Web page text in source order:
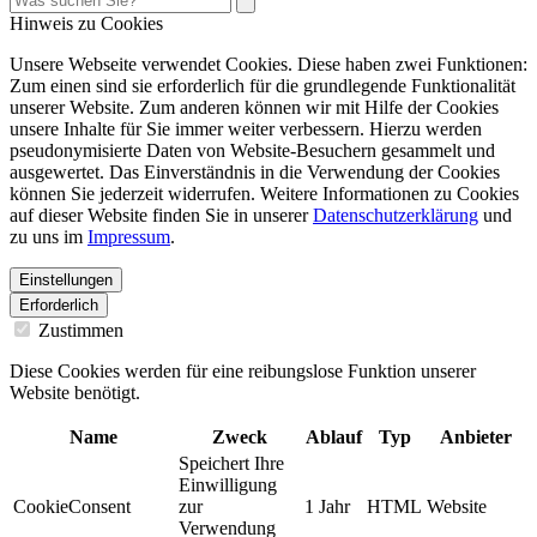
Hinweis zu Cookies
Unsere Webseite verwendet Cookies. Diese haben zwei Funktionen:
Zum einen sind sie erforderlich für die grundlegende Funktionalität
unserer Website. Zum anderen können wir mit Hilfe der Cookies
unsere Inhalte für Sie immer weiter verbessern. Hierzu werden
pseudonymisierte Daten von Website-Besuchern gesammelt und
ausgewertet. Das Einverständnis in die Verwendung der Cookies
können Sie jederzeit widerrufen. Weitere Informationen zu Cookies
auf dieser Website finden Sie in unsererDatenschutzerklärung und
zu uns im Impressum.
Einstellungen
Erforderlich
Zustimmen
Diese Cookies werden für eine reibungslose Funktion unserer
Website benötigt.
Name Zweck Ablauf Typ Anbieter
CookieConsent
Speichert Ihre
Einwilligung
zur
Verwendung
1 Jahr HTML Website